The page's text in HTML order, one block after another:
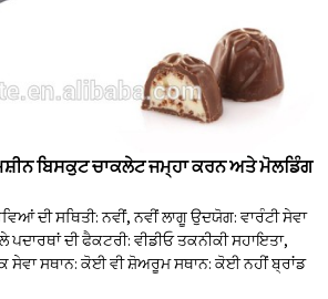
ਬਿਸਕੁਟ ਚਾਕਲੇਟ ਜਮ੍ਹਾ ਕਰਨ ਅਤੇ ਮੋਲਡਿੰਗ
ਦੀ ਸਥਿਤੀ: ਨਵੀਂ, ਨਵੀਂ ਲਾਗੂ ਉਦਯੋਗ: ਵਾਰੰਟੀ ਸੇਵਾ
ਦੀ ਫੈਕਟਰੀ: ਵੀਡੀਓ ਤਕਨੀਕੀ ਸਹਾਇਤਾ,
ਸੇਵਾ ਸਥਾਨ: ਕੋਈ ਵੀ ਸ਼ੋਅਰੂਮ ਸਥਾਨ: ਕੋਈ ਨਹੀਂ ਬ੍ਰਾਂਡ